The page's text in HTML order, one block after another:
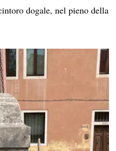
dogale, nel pieno della